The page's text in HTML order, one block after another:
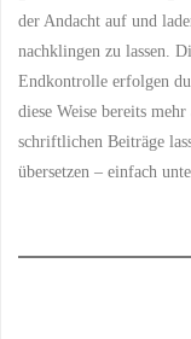
der Andacht auf und
nachklingen zu lassen.
Endkontrolle erfolgen
diese Weise bereits
schriftlichen Beiträge
übersetzen – einfach